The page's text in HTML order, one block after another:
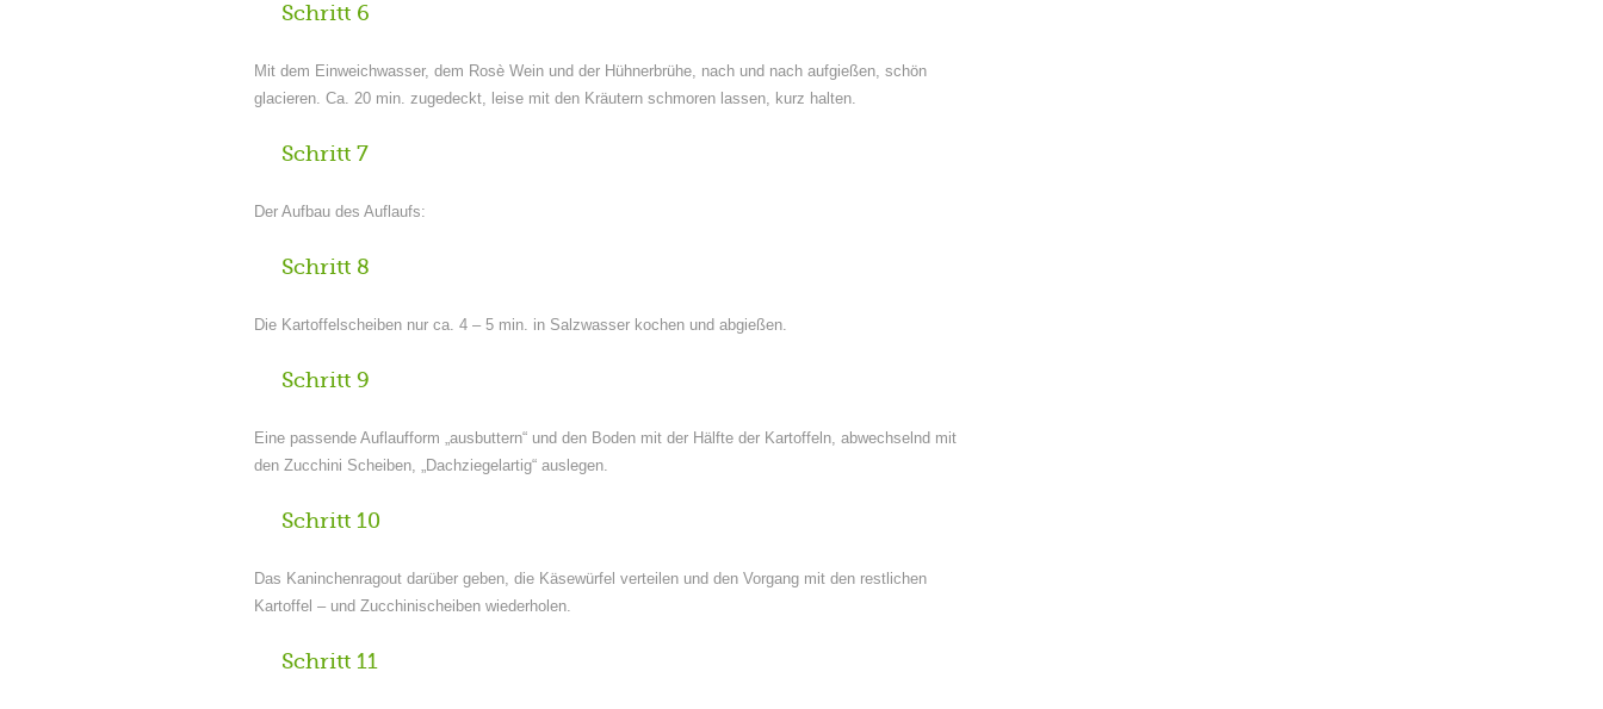
Schritt 6
Mit dem Einweichwasser, dem Rosè Wein und der Hühnerbrühe, nach und nach aufgießen, schön
glacieren. Ca. 20 min. zugedeckt, leise mit den Kräutern schmoren lassen, kurz halten.
Schritt 7
Der Aufbau des Auflaufs:
Schritt 8
Die Kartoffelscheiben nur ca. 4 – 5 min. in Salzwasser kochen und abgießen.
Schritt 9
Eine passende Auflaufform „ausbuttern“ und den Boden mit der Hälfte der Kartoffeln, abwechselnd mit
den Zucchini Scheiben, „Dachziegelartig“ auslegen.
Schritt 10
Das Kaninchenragout darüber geben, die Käsewürfel verteilen und den Vorgang mit den restlichen
Kartoffel – und Zucchinischeiben wiederholen.
Schritt 11